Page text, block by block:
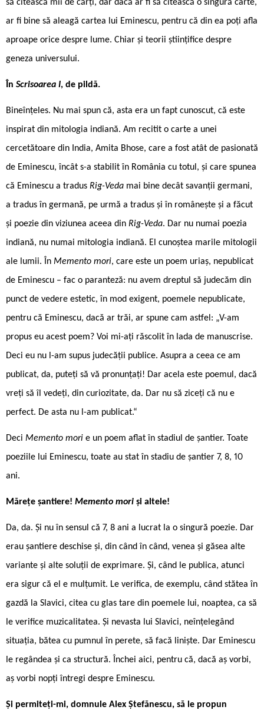
să citească mii de cărți, dar dacă ar fi să citească o singură carte,
ar fi bine să aleagă cartea lui Eminescu, pentru că din ea poți afla
aproape orice despre lume. Chiar și teorii științifice despre
geneza universului.
În Scrisoarea I, de pildă.
Bineînțeles. Nu mai spun că, asta era un fapt cunoscut, că este
inspirat din mitologia indiană. Am recitit o carte a unei
cercetătoare din India, Amita Bhose, care a fost atât de pasionată
de Eminescu, încât s-a stabilit în România cu totul, și care spunea
că Eminescu a tradus Rig-Veda mai bine decât savanții germani,
a tradus în germană, pe urmă a tradus și în românește și a făcut
și poezie din viziunea aceea din Rig-Veda. Dar nu numai poezia
indiană, nu numai mitologia indiană. El cunoștea marile mitologii
ale lumii. În Memento mori, care este un poem uriaș, nepublicat
de Eminescu – fac o paranteză: nu avem dreptul să judecăm din
punct de vedere estetic, în mod exigent, poemele nepublicate,
pentru că Eminescu, dacă ar trăi, ar spune cam astfel: „V-am
propus eu acest poem? Voi mi-ați răscolit în lada de manuscrise.
Deci eu nu l-am supus judecății publice. Asupra a ceea ce am
publicat, da, puteți să vă pronunțați! Dar acela este poemul, dacă
vreți să îl vedeți, din curiozitate, da. Dar nu să ziceți că nu e
perfect. De asta nu l-am publicat.“
Deci Memento mori e un poem aflat în stadiul de șantier. Toate
poeziile lui Eminescu, toate au stat în stadiu de șantier 7, 8, 10
ani.
Mărețe șantiere! Memento mori și altele!
Da, da. Și nu în sensul că 7, 8 ani a lucrat la o singură poezie. Dar
erau șantiere deschise și, din când în când, venea și găsea alte
variante și alte soluții de exprimare. Și, când le publica, atunci
era sigur că el e mulțumit. Le verifica, de exemplu, când stătea în
gazdă la Slavici, citea cu glas tare din poemele lui, noaptea, ca să
le verifice muzicalitatea. Și nevasta lui Slavici, neînțelegând
situația, bătea cu pumnul în perete, să facă liniște. Dar Eminescu
le regândea și ca structură. Închei aici, pentru că, dacă aș vorbi,
aș vorbi nopți întregi despre Eminescu.
Și permiteți-mi, domnule Alex Ștefănescu, să le propun